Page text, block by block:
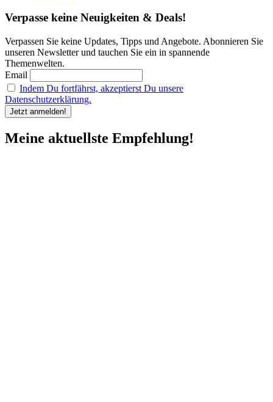
Verpasse keine Neuigkeiten & Deals!
Verpassen Sie keine Updates, Tipps und Angebote. Abonnieren Sie
unseren Newsletter und tauchen Sie ein in spannende
Themenwelten.
Email
Indem Du fortfährst, akzeptierst Du unsere
Datenschutzerklärung.
Meine aktuellste Empfehlung!